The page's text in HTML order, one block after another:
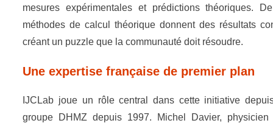
mesures expérimentales et prédictions théoriques.
méthodes de calcul théorique donnent des résultats
créant un puzzle que la communauté doit résoudre.
Une expertise française de premier plan
IJCLab joue un rôle central dans cette initiative
groupe DHMZ depuis 1997. Michel Davier, physicien